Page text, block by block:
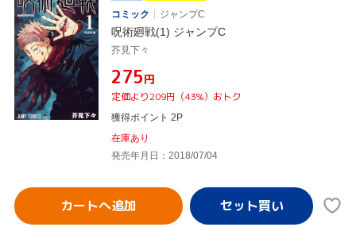
コミック
ジャンプC
呪術廻戦(1) ジャンプC
芥見下々
¥275円
定価より209円（43%）おトク
獲得ポイント 2P
在庫あり
発売年月日：2018/07/04
カートへ追加